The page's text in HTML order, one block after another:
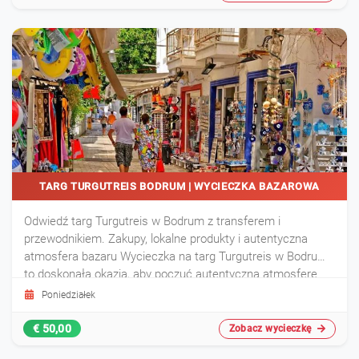
TARG TURGUTREIS BODRUM | WYCIECZKA BAZAROWA
Odwiedź targ Turgutreis w Bodrum z transferem i
przewodnikiem. Zakupy, lokalne produkty i autentyczna
atmosfera bazaru Wycieczka na targ Turgutreis w Bodrum
to doskonała okazja, aby poczuć autentyczną atmosferę
tureckiego bazaru. Odkryj tekstylia, przyprawy, rękodzieło i
opieka przewodnika zapew
Poniedziałek
€ 50,00 Zobacz wycieczkę